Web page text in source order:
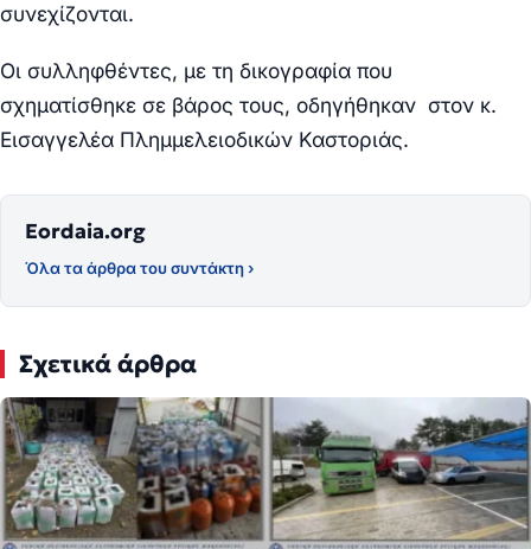
συνεχίζονται.
Οι συλληφθέντες, με τη δικογραφία που
σχηματίσθηκε σε βάρος τους, οδηγήθηκαν στον κ.
Εισαγγελέα Πλημμελειοδικών Καστοριάς.
Eordaia.org
Όλα τα άρθρα του συντάκτη ›
Σχετικά άρθρα